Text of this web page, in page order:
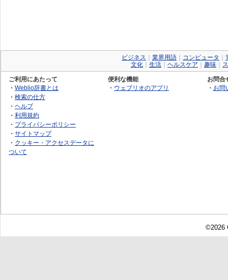
ビジネス 業界用語 コンピュータ
文化
生活 ヘルスケア 趣味
ご利用にあたって
・ Weblio辞書とは
・ 検索の仕方
・ ヘルプ
・ 利用規約
・ プライバシーポリシー
・ サイトマップ
・ クッキー・アクセスデータに
ついて
便利な機能
・ ウェブリオのアプリ
お問合
・ お問
©2026